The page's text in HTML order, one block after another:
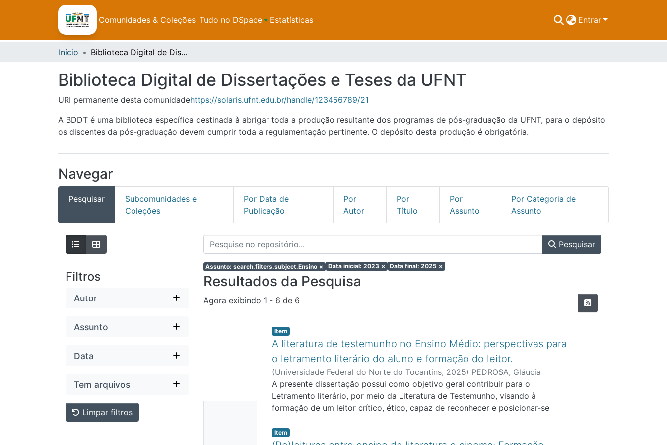
Comunidades & Coleções Tudo no DSpace Estatísticas Entrar
Início Biblioteca Digital de Dissertações e Teses da UFNT
Biblioteca Digital de Dissertações e Teses da UFNT
URI permanente desta comunidadehttps://solaris.ufnt.edu.br/handle/123456789/21
A BDDT é uma biblioteca específica destinada à abrigar toda a produção resultante dos programas de pós-graduação da UFNT, para o depósito
os discentes da pós-graduação devem cumprir toda a regulamentação pertinente. O depósito desta produção é obrigatória.
Navegar
Pesquisar
Subcomunidades e
Coleções
Por Data de
Publicação
Por
Autor
Por
Título
Por
Assunto
Por Categoria de
Assunto
Filtros
Autor
Assunto
Data
Tem arquivos
Limpar filtros
Pesquisar
Assunto: search.filters.subject.Ensino × Data inicial: 2023 × Data final: 2025 ×
Resultados da Pesquisa
Agora exibindo 1 - 6 de 6
Item
A literatura de testemunho no Ensino Médio: perspectivas para
o letramento literário do aluno e formação do leitor.
(Universidade Federal do Norte do Tocantins, 2025) PEDROSA, Gláucia
Peixoto.
A presente dissertação possui como objetivo geral contribuir para o
Letramento literário, por meio da Literatura de Testemunho, visando à
formação de um leitor crítico, ético, capaz de reconhecer e posicionar-se
Literatura de Testemunho, em sala de aula do ensino médio, através da leitura
Item